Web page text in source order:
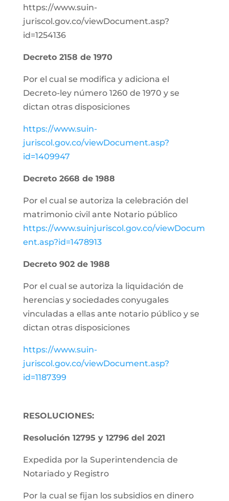
https://www.suin-
juriscol.gov.co/viewDocument.asp?
id=1254136
Decreto 2158 de 1970
Por el cual se modifica y adiciona el
Decreto-ley número 1260 de 1970 y se
dictan otras disposiciones
https://www.suin-
juriscol.gov.co/viewDocument.asp?
id=1409947
Decreto 2668 de 1988
Por el cual se autoriza la celebración del
matrimonio civil ante Notario público
https://www.suinjuriscol.gov.co/viewDocum
ent.asp?id=1478913
Decreto 902 de 1988
Por el cual se autoriza la liquidación de
herencias y sociedades conyugales
vinculadas a ellas ante notario público y se
dictan otras disposiciones
https://www.suin-
juriscol.gov.co/viewDocument.asp?
id=1187399
RESOLUCIONES:
Resolución 12795 y 12796 del 2021
Expedida por la Superintendencia de
Notariado y Registro
Por la cual se fijan los subsidios en dinero